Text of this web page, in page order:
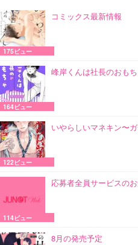
コミックス最新情報
175ビュー
峰岸くんは社長のおも
164ビュー
いやらしいマネキン〜
122ビュー
応募者全員サービスの
114ビュー
8月の発売予定